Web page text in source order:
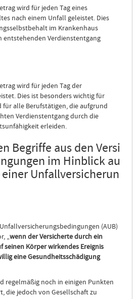
wird für jeden Tag eines
nach einem Unfall geleistet. Dies
im Krankenhaus
entstehenden Verdienstentgang
wird für jeden Tag der
Dies ist besonders wichtig für
alle Berufstätigen, die aufgrund
Verdienstentgang durch die
erleiden.
Begriffe aus den Versi
im Hinblick au
Unfallversicherun
(AUB)
„wenn der Versicherte durch ein
seinen Körper wirkendes Ereignis
eine Gesundheitsschädigung
regelmäßig noch in einigen Punkten
die jedoch von Gesellschaft zu